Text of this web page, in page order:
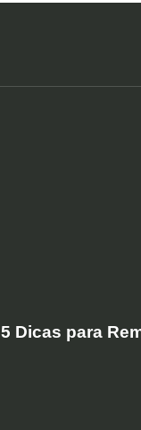
5 Dicas para